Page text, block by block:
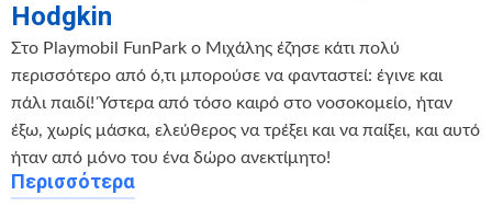
Hodgkin
Στο Playmobil FunPark ο Μιχάλης έζησε κάτι πολύ
περισσότερο από ό,τι μπορούσε να φανταστεί: έγινε και
πάλι παιδί! Ύστερα από τόσο καιρό στο νοσοκομείο, ήταν
έξω, χωρίς μάσκα, ελεύθερος να τρέξει και να παίξει, και αυτό
ήταν από μόνο του ένα δώρο ανεκτίμητο!
Περισσότερα